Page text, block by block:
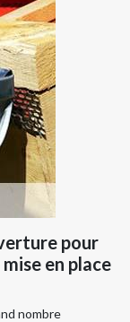
pour
en place
nombre